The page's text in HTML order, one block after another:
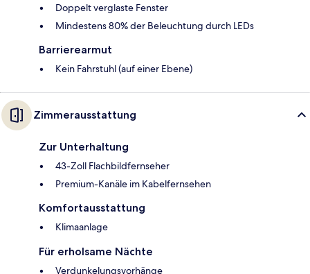
Doppelt verglaste Fenster
Mindestens 80% der Beleuchtung durch LEDs
Barrierearmut
Kein Fahrstuhl (auf einer Ebene)
Zimmerausstattung
Zur Unterhaltung
43-Zoll Flachbildfernseher
Premium-Kanäle im Kabelfernsehen
Komfortausstattung
Klimaanlage
Für erholsame Nächte
Verdunkelungsvorhänge